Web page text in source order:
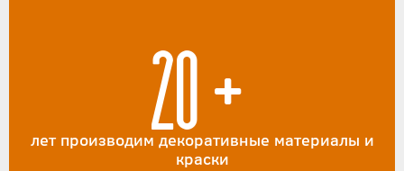
20+
лет производим декоративные материалы и
краски